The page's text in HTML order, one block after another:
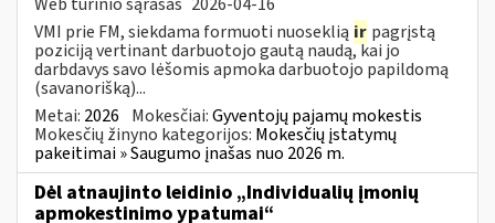
VMI prie FM, siekdama formuoti nuoseklią ir pagrįstą
poziciją vertinant darbuotojo gautą naudą, kai jo
darbdavys savo lėšomis apmoka darbuotojo papildomą
(savanorišką)...
Metai: 2026 Mokesčiai:Gyventojų pajamų mokestis
Mokesčių žinyno kategorijos: Mokesčių įstatymų
pakeitimai » Saugumo įnašas nuo 2026 m.
Dėl atnaujinto leidinio „Individualių įmonių
apmokestinimo ypatumai“